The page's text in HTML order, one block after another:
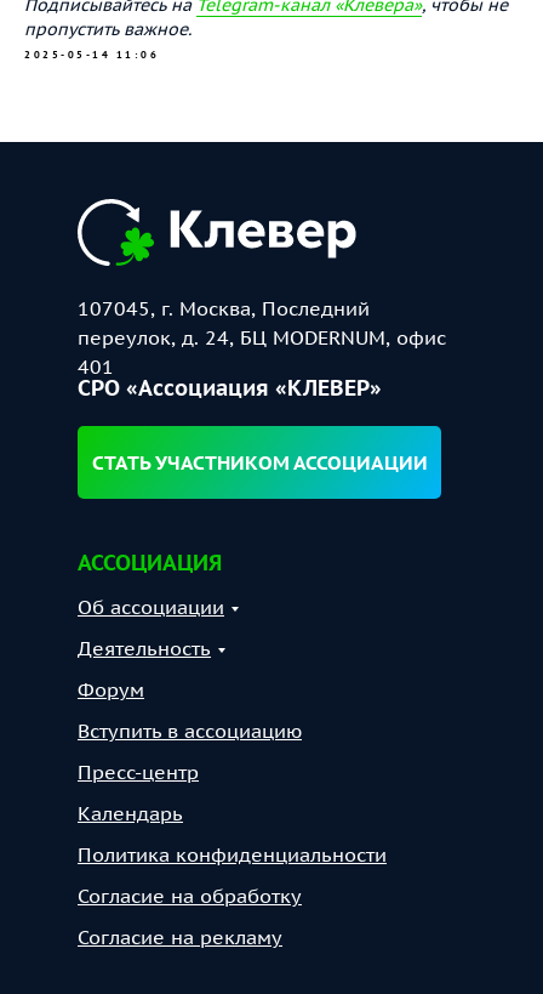
Подписывайтесь на Telegram-канал «Клевера», чтобы не
пропустить важное.
2025-05-14 11:06
АССОЦИАЦИЯ
Об ассоциации
Деятельность
Форум
Вступить в ассоциацию
Пресс-центр
Календарь
Политика конфиденциальности
Согласие на обработку
Согласие на рекламу
107045, г. Москва, Последний
переулок, д. 24, БЦ MODERNUM, офис
401
СРО «Ассоциация «КЛЕВЕР»
СТАТЬ УЧАСТНИКОМ АССОЦИАЦИИ